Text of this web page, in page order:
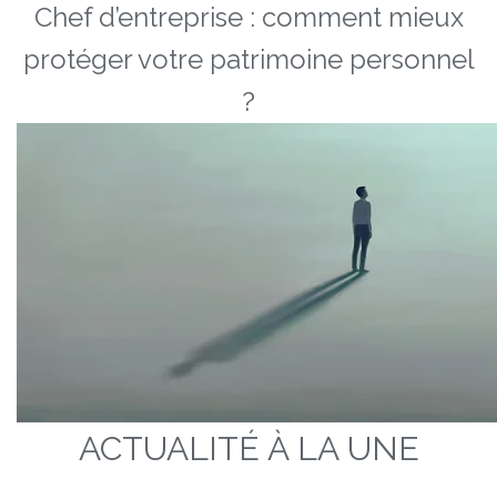
Chef d’entreprise : comment mieux
protéger votre patrimoine personnel
?
ACTUALITÉ À LA UNE